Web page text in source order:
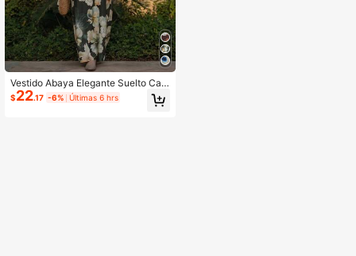
Vestido Abaya Elegante Suelto Cas
ual de Manga Larga con Estampado
Floral, Diseño de Cuello Redondo, P
$22.17 -6% Últimas 6 hrs